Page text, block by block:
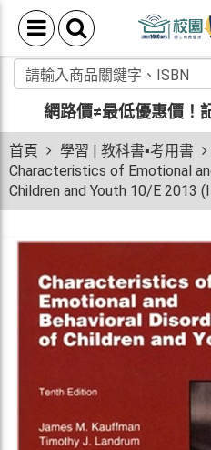
網路價≠最低優惠價！
首頁 學習 | 教科書▪考用書
Characteristics of Emotional
Children and Youth 10/E 2013